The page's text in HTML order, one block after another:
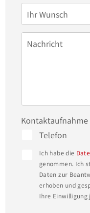
Vor dem Haus
pro Monat zur
EUR p.M.).
Ihr Wunsch
Nachricht
Kontaktaufnahme
Telefon
Ich habe die
genommen. Ich
Daten zur
erhoben und
Ihre